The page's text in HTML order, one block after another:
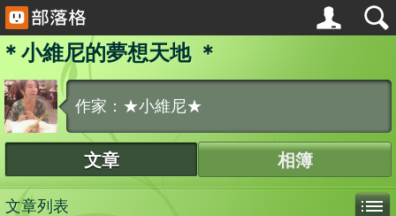
＊小維尼的夢想天地 ＊
作家：★小維尼★
文章 相簿
文章列表